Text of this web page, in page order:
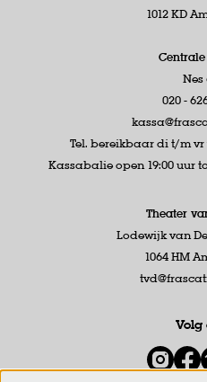
1012 KD
Nes
020 -
Tel. bereikbaar di t/m vr
Kassabalie open 19:00 uur
Theater
Lodewijk van
1064 HM
Volg